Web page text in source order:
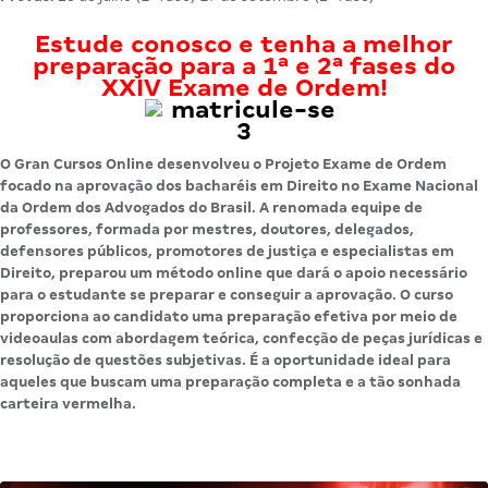
Estude conosco e tenha a melhor
preparação para a 1ª e 2ª fases do
XXIV Exame de Ordem!
O Gran Cursos Online desenvolveu o Projeto Exame de Ordem
focado na aprovação dos bacharéis em Direito no Exame Nacional
da Ordem dos Advogados do Brasil. A renomada equipe de
professores, formada por mestres, doutores, delegados,
defensores públicos, promotores de justiça e especialistas em
Direito, preparou um método online que dará o apoio necessário
para o estudante se preparar e conseguir a aprovação. O curso
proporciona ao candidato uma preparação efetiva por meio de
videoaulas com abordagem teórica, confecção de peças jurídicas e
resolução de questões subjetivas. É a oportunidade ideal para
aqueles que buscam uma preparação completa e a tão sonhada
carteira vermelha.